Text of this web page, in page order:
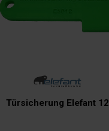
Türsicherung Elefant 12